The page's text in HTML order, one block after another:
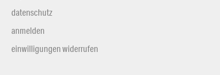
datenschutz
anmelden
einwilligungen widerrufen